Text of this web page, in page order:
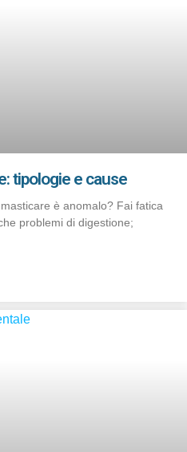
tipologie e cause
è anomalo? Fai fatica
problemi di digestione;